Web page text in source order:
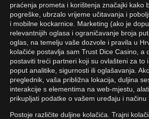
praćenja prometa i korištenja značajki kako
pogreške, ubrzalo vrijeme učitavanja i
i mobilne kockarnice. Marketing (ako je
relevantnijih oglasa i ograničavanje broja
oglas, na temelju vaše dozvole i pravila u
kolačiće postavlja sam Trust Dice Casino, a
postaviti treći partneri koji su ovlašteni za to
poput analitike, sigurnosti ili oglašavanja.
preglednik, vaša približna lokacija, duljina
interakcije s elementima na web-mjestu,
prikupljati podatke o vašem uređaju i načinu
Postoje različite duljine kolačića. Trajni